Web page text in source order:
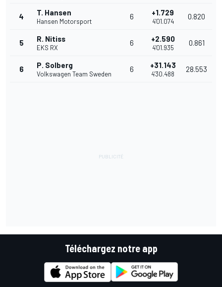
4 T. Hansen
Hansen Motorsport
6 +1.729
4'01.074
0.820
5 R. Nitiss
EKS RX
6 +2.590
4'01.935
0.861
6 P. Solberg
Volkswagen Team Sweden
6 +31.143
4'30.488
28.553
Téléchargez notre app